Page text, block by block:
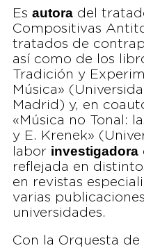
Es autoradel
Compositivas
tratados de
así como de los
Tradición y
Música»
Madrid) y, en
«Música no Tonal:
y E. Krenek»
labor investigadora
reflejada en
en revistas
varias
universidades.
Con la Orquesta de